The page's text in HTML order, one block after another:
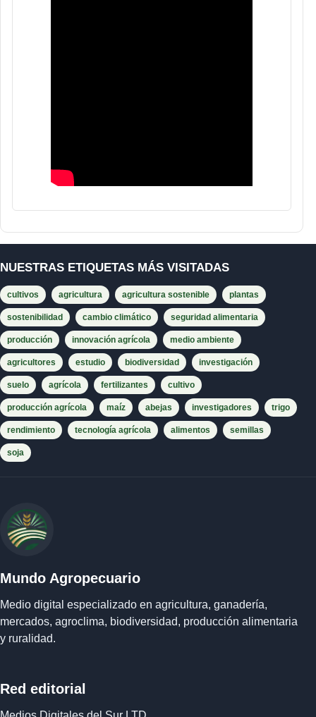
NUESTRAS ETIQUETAS MÁS VISITADAS
cultivos agricultura agricultura sostenible plantas
sostenibilidad cambio climático seguridad alimentaria
producción innovación agrícola medio ambiente
agricultores estudio biodiversidad investigación
suelo agrícola fertilizantes cultivo
producción agrícola maíz abejas investigadores trigo
rendimiento tecnología agrícola alimentos semillas
soja
Mundo Agropecuario
Medio digital especializado en agricultura, ganadería,
mercados, agroclima, biodiversidad, producción alimentaria
y ruralidad.
Red editorial